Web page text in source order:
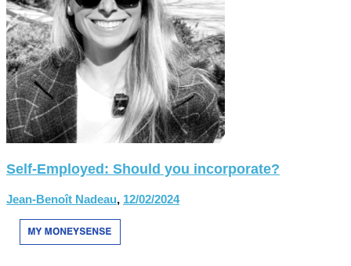
Self-Employed: Should you incorporate?
Jean-Benoît Nadeau, 12/02/2024